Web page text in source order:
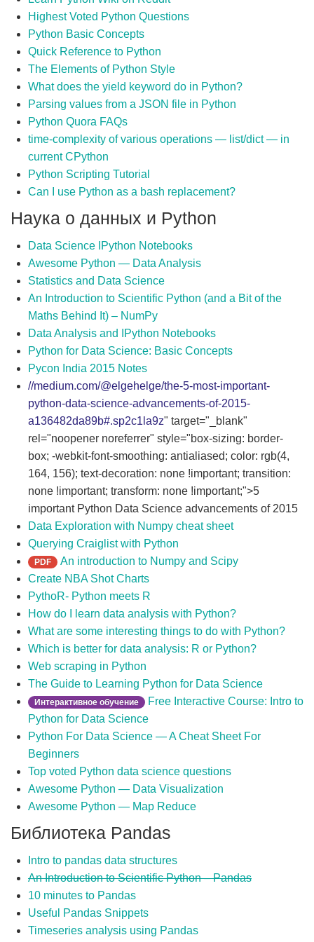
Highest Voted Python Questions
Python Basic Concepts
Quick Reference to Python
The Elements of Python Style
What does the yield keyword do in Python?
Parsing values from a JSON file in Python
Python Quora FAQs
time-complexity of various operations — list/dict — in
current CPython
Python Scripting Tutorial
Can I use Python as a bash replacement?
Наука о данных и Python
Data Science IPython Notebooks
Awesome Python — Data Analysis
Statistics and Data Science
An Introduction to Scientific Python (and a Bit of the
Maths Behind It) – NumPy
Data Analysis and IPython Notebooks
Python for Data Science: Basic Concepts
Pycon India 2015 Notes
//medium.com/@elgehelge/the-5-most-important-
python-data-science-advancements-of-2015-
a136482da89b#.sp2c1la9z" target="_blank"
rel="noopener noreferrer" style="box-sizing: border-
box; -webkit-font-smoothing: antialiased; color: rgb(4,
164, 156); text-decoration: none !important; transition:
none !important; transform: none !important;">5
important Python Data Science advancements of 2015
Data Exploration with Numpy cheat sheet
Querying Craiglist with Python
PDF
An introduction to Numpy and Scipy
Create NBA Shot Charts
PythoR- Python meets R
How do I learn data analysis with Python?
What are some interesting things to do with Python?
Which is better for data analysis: R or Python?
Web scraping in Python
The Guide to Learning Python for Data Science
Интерактивное обучение
Free Interactive Course: Intro to
Python for Data Science
Python For Data Science — A Cheat Sheet For
Beginners
Top voted Python data science questions
Awesome Python — Data Visualization
Awesome Python — Map Reduce
Библиотека Pandas
Intro to pandas data structures
An Introduction to Scientific Python – Pandas
10 minutes to Pandas
Useful Pandas Snippets
Timeseries analysis using Pandas